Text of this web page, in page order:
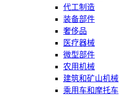
代工制造
装备部件
奢侈品
医疗器械
微型部件
农用机械
建筑和矿山机械
乘用车和摩托车